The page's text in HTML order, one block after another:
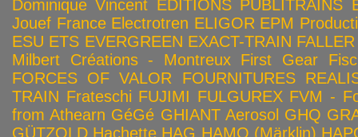
Dominique Vincent EDITIONS PUBLITRAINS
Jouef France Electrotren ELIGOR EPM
ESU ETS EVERGREEN EXACT-TRAIN FALLER
Milbert Créations - Montreux First Gear
FORCES OF VALOR
FOURNITURES
TRAIN Frateschi FUJIMI FULGUREX FVM -
from Athearn GéGé GHIANT Aerosol GHQ
GÜTZOLD Hachette HAG HAMO (Märklin)